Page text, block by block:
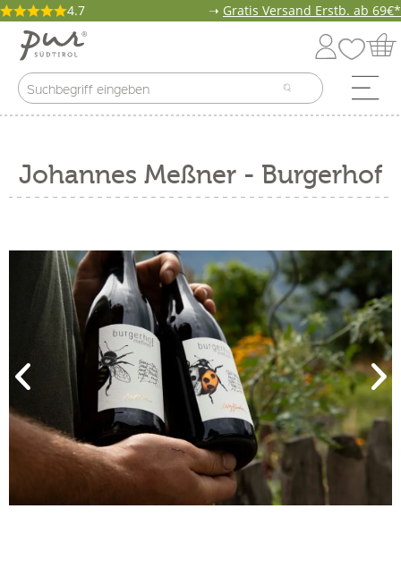
4.7 ➝ Gratis Versand Erstb. ab 69€*
Johannes Meßner - Burgerhof